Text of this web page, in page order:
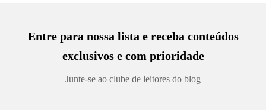
Entre para nossa lista e receba conteúdos
exclusivos e com prioridade
Junte-se ao clube de leitores do blog